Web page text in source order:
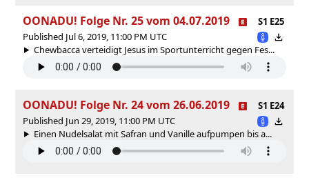
OONADU! Folge Nr. 25 vom 04.07.2019
S1 E25
Published Jul 6, 2019, 11:00 PM UTC
Chewbacca verteidigt Jesus im Sportunterricht gegen Fes...
OONADU! Folge Nr. 24 vom 26.06.2019
S1 E24
Published Jun 29, 2019, 11:00 PM UTC
Einen Nudelsalat mit Safran und Vanille aufpumpen bis a...